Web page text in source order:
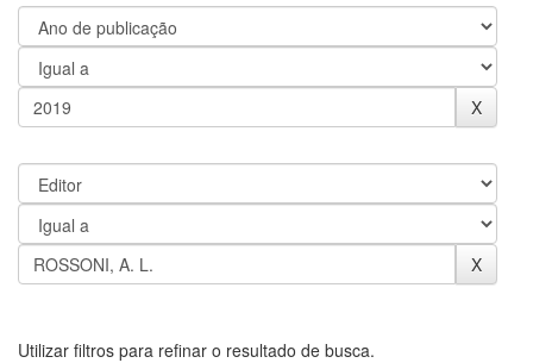
Utilizar filtros para refinar o resultado de busca.